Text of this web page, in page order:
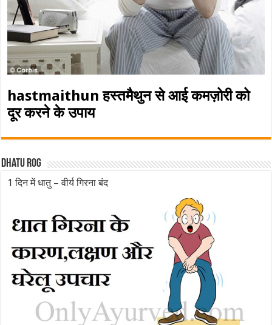
hastmaithun हस्तमैथुन से आई कमज़ोरी को
दूर करने के उपाय
Dhatu rog
1 दिन में धातु – वीर्य गिरना बंद